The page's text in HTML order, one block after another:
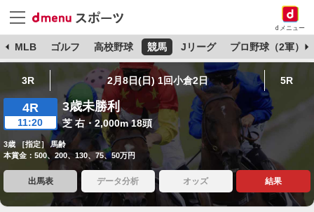
dメニュー
MLB ゴルフ 高校野球 競馬 Jリーグ プロ野球（2軍）
3R 2月8日(日) 1回小倉2日 5R
4R
11:20
3歳未勝利
芝 右・2,000m 18頭
3歳 ［指定］ 馬齢
本賞金：500、200、130、75、50万円
出馬表 データ分析 オッズ 結果